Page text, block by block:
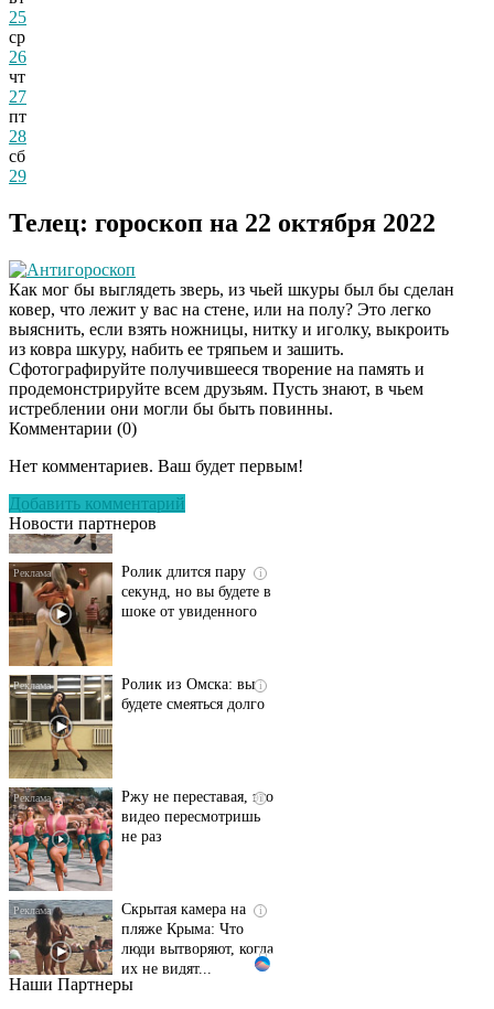
25
ср
26
чт
27
пт
28
сб
29
Телец: гороскоп на 22 октября 2022
Антигороскоп
Как мог бы выглядеть зверь, из чьей шкуры был бы сделан
ковер, что лежит у вас на стене, или на полу? Это легко
выяснить, если взять ножницы, нитку и иголку, выкроить
из ковра шкуру, набить ее тряпьем и зашить.
Сфотографируйте получившееся творение на память и
продемонстрируйте всем друзьям. Пусть знают, в чьем
истреблении они могли бы быть повинны.
Комментарии (0)
Нет комментариев. Ваш будет первым!
Добавить комментарий
Новости партнеров
Этот танец невесты
Пересмотрела 10 раз
секунд, но вы будете в
шоке от увиденного
будете смеяться долго
видео пересмотришь
не раз
пляже Крыма: Что
люди вытворяют, когда
их не видят...
Ролик длится
Наши Партнеры